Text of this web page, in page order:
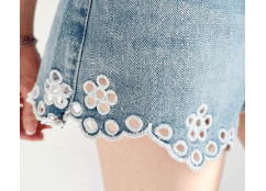
플라워 펀칭 데님 숏팬츠
▨리미티드 고별전 30%▨